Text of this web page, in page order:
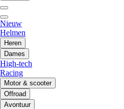
Nieuw
Helmen
Heren
Dames
High-tech
Racing
Motor & scooter
Offroad
Avontuur